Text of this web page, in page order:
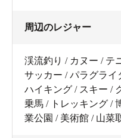
周辺のレジャー
渓流釣り / カヌー / テ
サッカー / パラグライ
ハイキング / スキー /
乗馬 / トレッキング /
業公園 / 美術館 / 山菜